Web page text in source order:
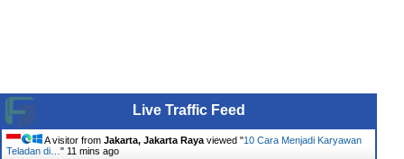
Live Traffic Feed
A visitor from Jakarta, Jakarta Raya viewed "10 Cara Menjadi Karyawan
Teladan di… " 11 mins ago